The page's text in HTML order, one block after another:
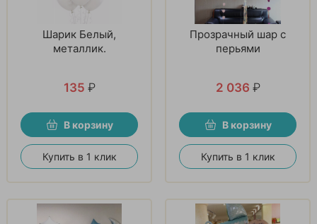
Шарик Белый,
металлик.
135 ₽
В корзину
Купить в 1 клик
Прозрачный шар с
перьями
2 036 ₽
В корзину
Купить в 1 клик